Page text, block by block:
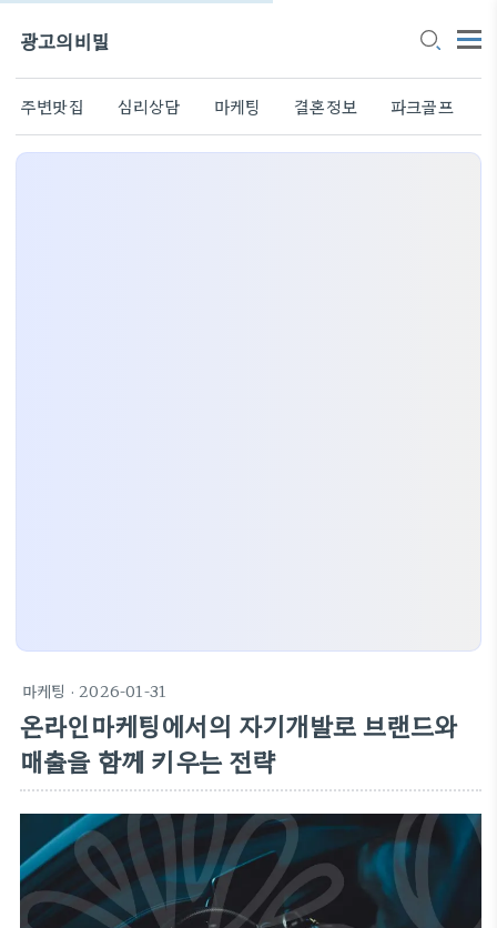
광고의비밀
주변맛집 심리상담 마케팅 결혼정보 파크골프
마케팅 · 2026-01-31
온라인마케팅에서의 자기개발로 브랜드와
매출을 함께 키우는 전략